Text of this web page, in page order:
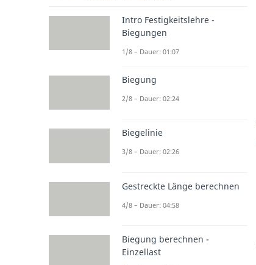
Intro Festigkeitslehre -
Biegungen
1/8 – Dauer: 01:07
Biegung
2/8 – Dauer: 02:24
Biegelinie
3/8 – Dauer: 02:26
Gestreckte Länge berechnen
4/8 – Dauer: 04:58
Biegung berechnen -
Einzellast